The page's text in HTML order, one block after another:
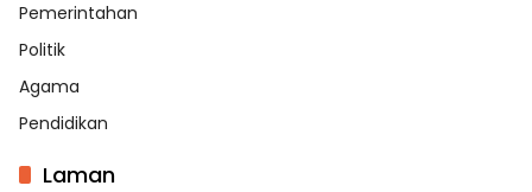
Pemerintahan
Politik
Agama
Pendidikan
Laman